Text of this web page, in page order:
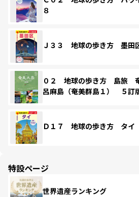
８
Ｊ３３ 地球の歩き方 墨田
０２ 地球の歩き方 島旅
呂麻島（奄美群島１） ５訂
Ｄ１７ 地球の歩き方 タイ
特設ページ
世界遺産ランキング